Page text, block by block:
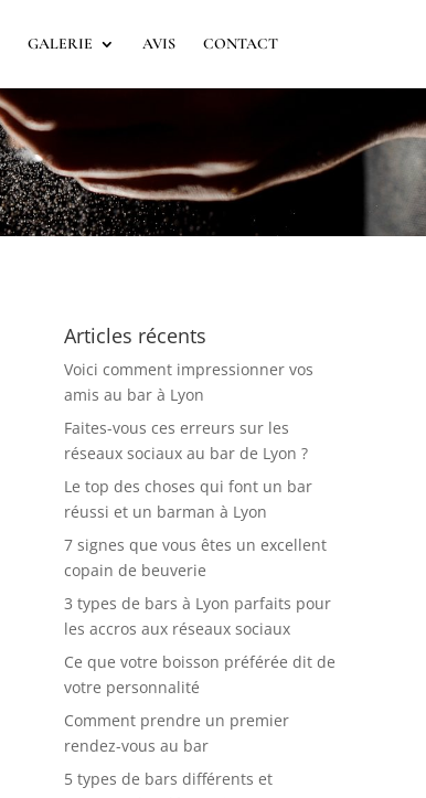
GALERIE AVIS CONTACT
Articles récents
Voici comment impressionner vos
amis au bar à Lyon
Faites-vous ces erreurs sur les
réseaux sociaux au bar de Lyon ?
Le top des choses qui font un bar
réussi et un barman à Lyon
7 signes que vous êtes un excellent
copain de beuverie
3 types de bars à Lyon parfaits pour
les accros aux réseaux sociaux
Ce que votre boisson préférée dit de
votre personnalité
Comment prendre un premier
rendez-vous au bar
5 types de bars différents et